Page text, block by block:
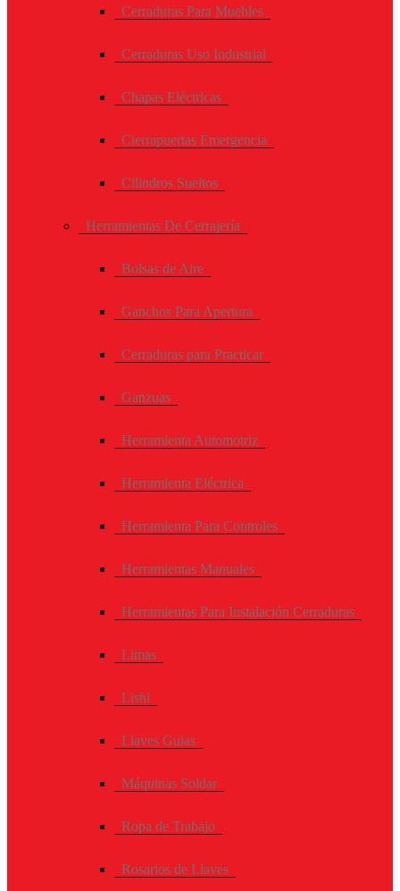
Cerraduras Para Muebles
Cerraduras Uso Industrial
Chapas Eléctricas
Cierrapuertas Emergencia
Cilindros Sueltos
Herramientas De Cerrajería
Bolsas de Aire
Ganchos Para Apertura
Cerraduras para Practicar
Ganzuas
Herramienta Automotriz
Herramienta Eléctrica
Herramienta Para Controles
Herramientas Manuales
Herramientas Para Instalación Cerraduras
Limas
Lishi
Llaves Guias
Máquinas Soldar
Ropa de Trabajo
Rosarios de Llaves